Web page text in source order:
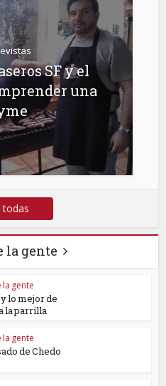
SF y el
una
todas
la gente
la gente
lo mejor de
la parrilla
la gente
de Chedo